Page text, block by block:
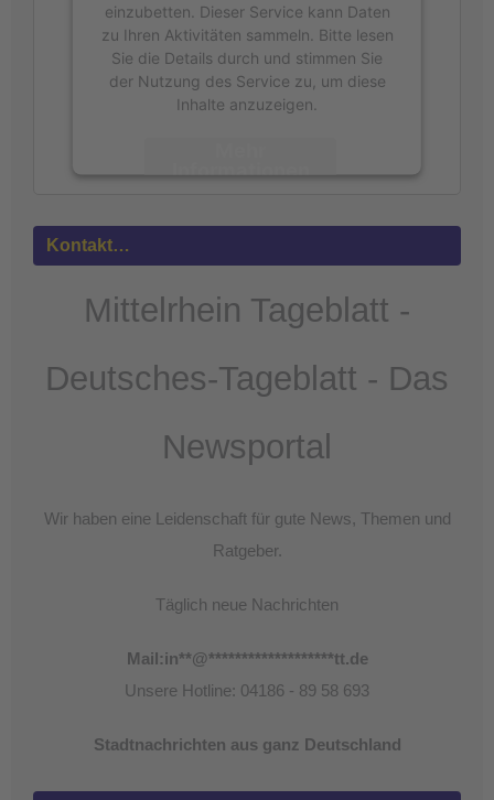
einzubetten. Dieser Service kann Daten
zu Ihren Aktivitäten sammeln. Bitte lesen
Sie die Details durch und stimmen Sie
der Nutzung des Service zu, um diese
Inhalte anzuzeigen.
Informationen
powered by
Kontakt…
Mittelrhein Tageblatt -
Deutsches-Tageblatt - Das
Newsportal
Wir haben eine Leidenschaft für gute News, Themen und
Ratgeber.
Täglich neue Nachrichten
Mail:in**@*******************tt.de
Unsere Hotline: 04186 - 89 58 693
Stadtnachrichten aus ganz Deutschland